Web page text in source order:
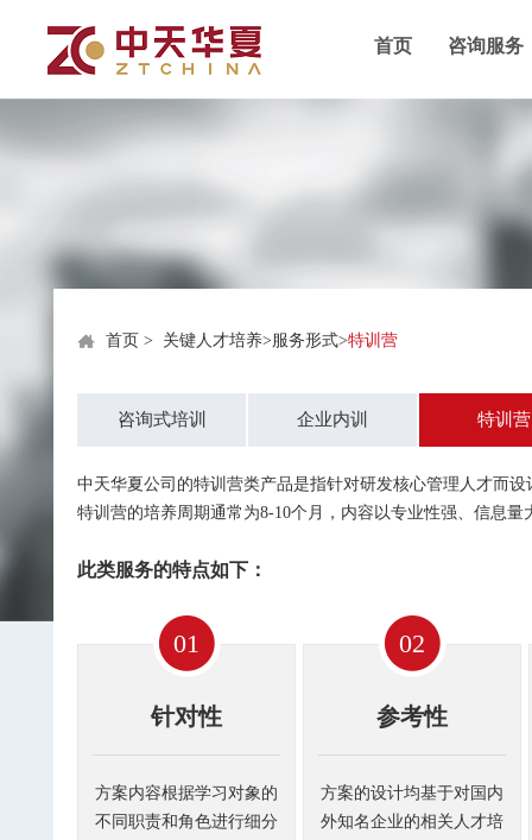
首页 咨询服务
首页 > 关键人才培养>服务形式>特训营
咨询式培训 企业内训 特训营
中天华夏公司的特训营类产品是指针对研发核心管理人才而
特训营的培养周期通常为8-10个月，内容以专业性强、信息
此类服务的特点如下：
01
针对性
方案内容根据学习对象的
不同职责和角色进行细分
02
参考性
方案的设计均基于对国内
外知名企业的相关人才培